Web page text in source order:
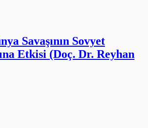
Savaşının Sovyet
Etkisi (Doç. Dr. Reyhan